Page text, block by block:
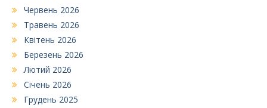
Червень 2026
Травень 2026
Квітень 2026
Березень 2026
Лютий 2026
Січень 2026
Грудень 2025